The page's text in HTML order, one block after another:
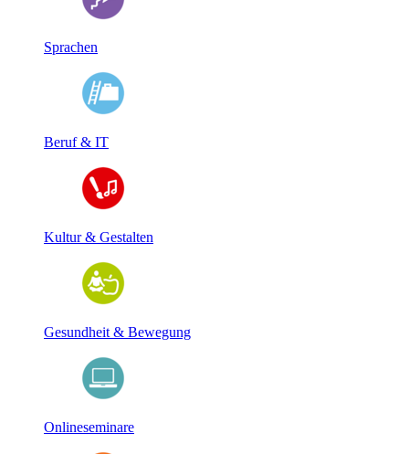
Sprachen
Beruf & IT
Kultur & Gestalten
Gesundheit & Bewegung
Onlineseminare